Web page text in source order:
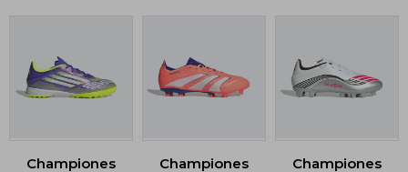
Championes
Championes
Championes